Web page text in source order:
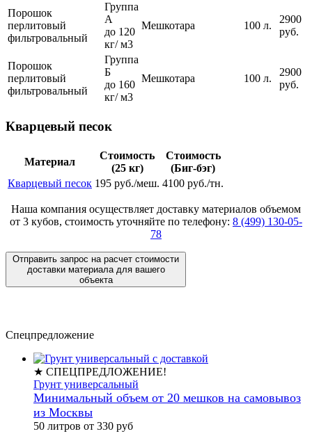
Порошок
перлитовый
фильтровальный
Группа
А
до 120
кг/ м3
Мешкотара 100 л.
2900
руб.
Порошок
перлитовый
фильтровальный
Группа
Б
до 160
кг/ м3
Мешкотара 100 л.
2900
руб.
Кварцевый песок
Материал
Стоимость
(25 кг)
Стоимость
(Биг-бэг)
Кварцевый песок 195 руб./меш. 4100 руб./тн.
Наша компания осуществляет доставку материалов объемом
от 3 кубов, стоимость уточняйте по телефону: 8 (499) 130-05-
78
Отправить запрос на расчет стоимости
доставки материала для вашего
объекта
Спецпредложение
★ СПЕЦПРЕДЛОЖЕНИЕ!
Грунт универсальный
Минимальный объем от 20 мешков на самовывоз
из Москвы
50 литров от 330 руб